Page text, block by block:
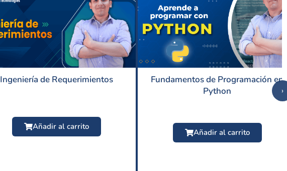
Ingeniería de Requerimientos
Añadir al carrito
Fundamentos de Programación en
Python
Añadir al carrito
›